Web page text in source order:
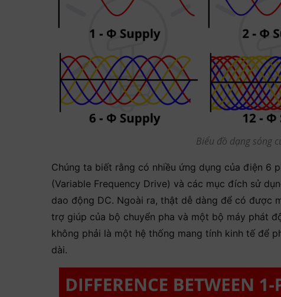
Biểu đồ dạng sóng
Chúng ta biết rằng có nhiều ứng dụng của điện 6
(Variable Frequency Drive) và các mục đích sử
dao động DC. Ngoài ra, thật dễ dàng để có được
trợ giúp của bộ chuyển pha và một bộ máy phát
không phải là một hệ thống mang tính kinh tế để
dài.